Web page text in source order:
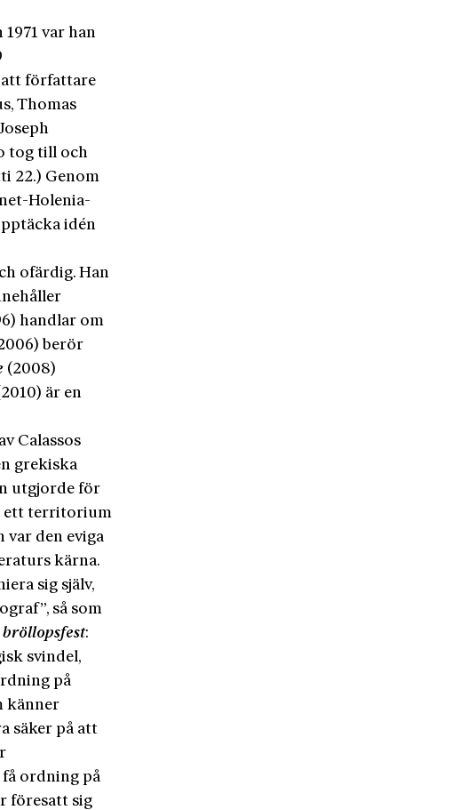
var han
att författare
Thomas
tog till och
22.) Genom
Holenia-
idén
ofärdig. Han
handlar om
berör
(2008)
är en
Calassos
grekiska
utgjorde för
ett territorium
var den eviga
kärna.
sig själv,
så som
:
svindel,
på
känner
säker på att
få ordning på
föresatt sig